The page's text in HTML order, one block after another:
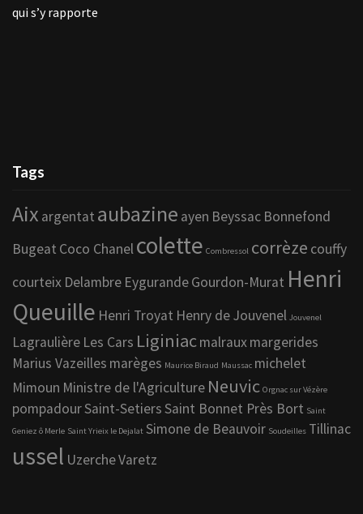
qui s’y rapporte
Tags
Aix argentat aubazine ayen Beyssac Bonnefond
Bugeat Coco Chanelcolette Combressol corrèze couffy
courteix Delambre EygurandeGourdon-Murat Henri
Queuille Henri Troyat Henry de Jouvenel Jouvenel
Lagraulière Les Cars Liginiacmalrauxmargerides
Marius Vazeilles marèges Maurice Biraud Maussac michelet
Mimoun Ministre de l'Agriculture Neuvic Orgnac sur Vézère
pompadourSaint-SetiersSaint Bonnet Près Bort Saint
Geniez ô Merle Saint Yrieix le Dejalat Simone de Beauvoir Soudeilles Tillinac
ussel UzercheVaretz